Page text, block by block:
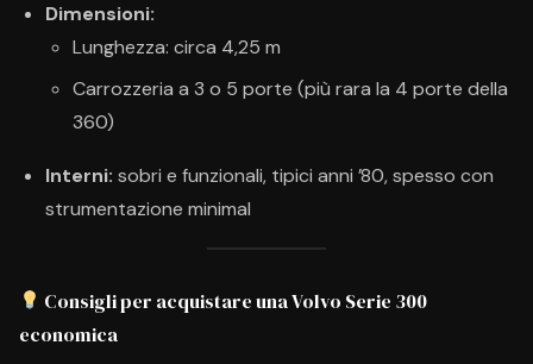
Dimensioni:
Lunghezza: circa 4,25 m
Carrozzeria a 3 o 5 porte (più rara la 4 porte della
360)
Interni: sobri e funzionali, tipici anni ’80, spesso con
strumentazione minimal
Consigli per acquistare una Volvo Serie 300
economica